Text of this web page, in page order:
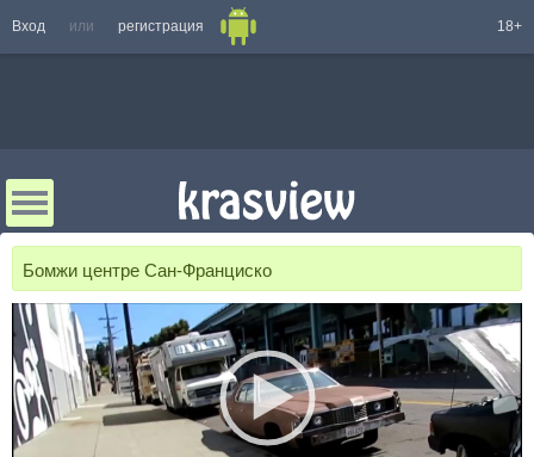
Вход или регистрация 18+
Бомжи центре Сан-Франциско